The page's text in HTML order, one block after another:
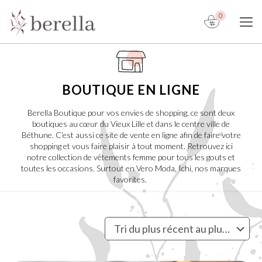
0
BOUTIQUE EN LIGNE
Berella Boutique pour vos envies de shopping, ce sont deux
boutiques au cœur du Vieux Lille et dans le centre ville de
Béthune. C’est aussi ce site de vente en ligne afin de faire votre
shopping et vous faire plaisir à tout moment. Retrouvez ici
notre collection de vêtements femme pour tous les gouts et
toutes les occasions. Surtout en Vero Moda, Ichi, nos marques
favorites.